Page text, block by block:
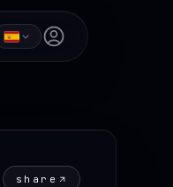
Open user menu
share